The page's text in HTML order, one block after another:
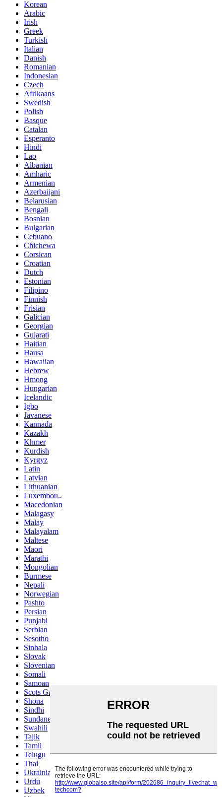
Korean
Arabic
Irish
Greek
Turkish
Italian
Danish
Romanian
Indonesian
Czech
Afrikaans
Swedish
Polish
Basque
Catalan
Esperanto
Hindi
Lao
Albanian
Amharic
Armenian
Azerbaijani
Belarusian
Bengali
Bosnian
Bulgarian
Cebuano
Chichewa
Corsican
Croatian
Dutch
Estonian
Filipino
Finnish
Frisian
Galician
Georgian
Gujarati
Haitian
Hausa
Hawaiian
Hebrew
Hmong
Hungarian
Icelandic
Igbo
Javanese
Kannada
Kazakh
Khmer
Kurdish
Kyrgyz
Latin
Latvian
Lithuanian
Luxembou..
Macedonian
Malagasy
Malay
Malayalam
Maltese
Maori
Marathi
Mongolian
Burmese
Nepali
Norwegian
Pashto
Persian
Punjabi
Serbian
Sesotho
Sinhala
Slovak
Slovenian
Somali
Samoan
Scots Gaelic
Shona
Sindhi
Sundanese
Swahili
Tajik
Tamil
Telugu
Thai
Ukrainian
Urdu
Uzbek